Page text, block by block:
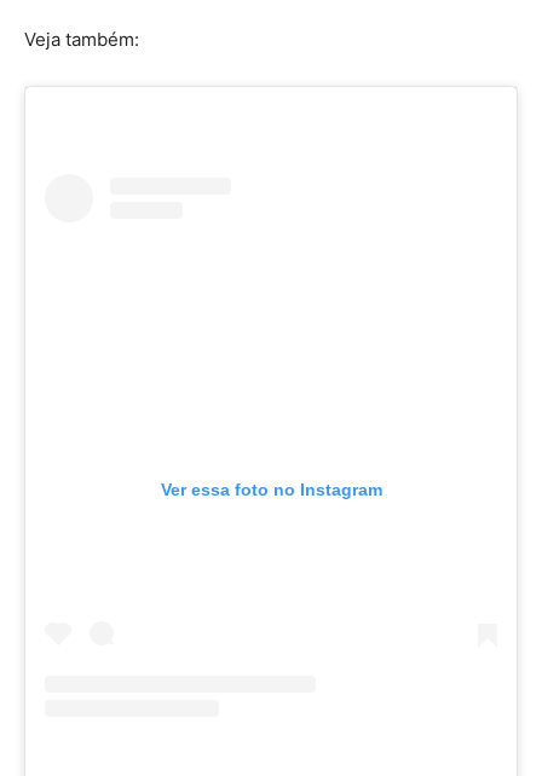
Veja também:
Ver essa foto no Instagram